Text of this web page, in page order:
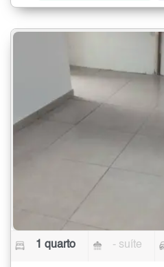
1 quarto - suíte